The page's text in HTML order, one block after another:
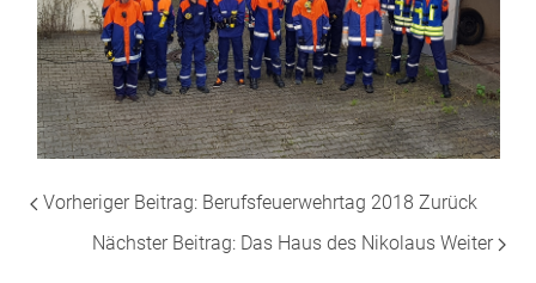
Vorheriger Beitrag: Berufsfeuerwehrtag 2018 Zurück
Nächster Beitrag: Das Haus des Nikolaus Weiter